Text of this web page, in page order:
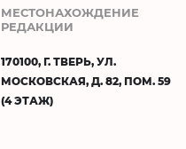
МЕСТОНАХОЖДЕНИЕ
РЕДАКЦИИ
170100, Г. ТВЕРЬ, УЛ.
МОСКОВСКАЯ, Д. 82, ПОМ. 59
(4 ЭТАЖ)